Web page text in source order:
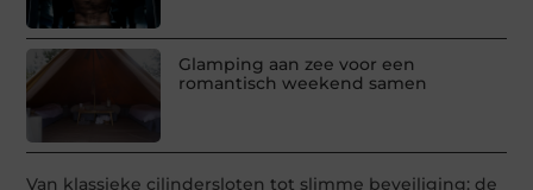
Glamping aan zee voor een
romantisch weekend samen
Van klassieke cilindersloten tot slimme beveiliging: de